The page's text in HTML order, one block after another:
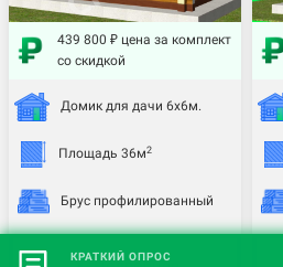
439 800 ₽ цена за комплект
со скидкой
Домик для дачи 6х6м.
Площадь 36м2
Брус профилированный
КРАТКИЙ ОПРОС